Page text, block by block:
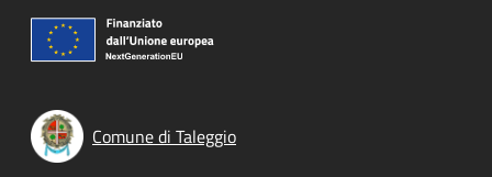
Comune di Taleggio